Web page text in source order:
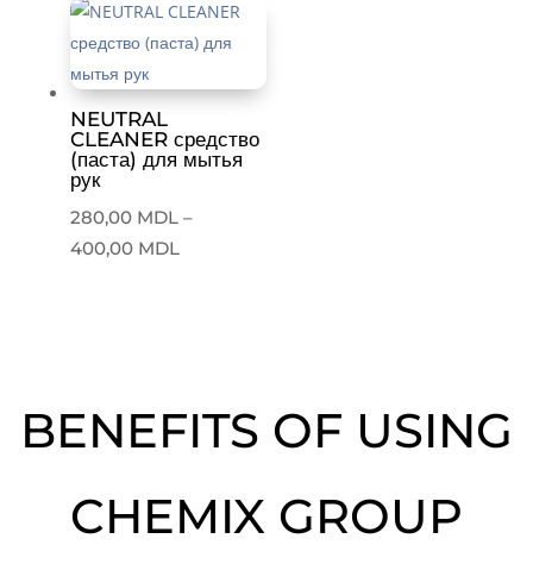
NEUTRAL
CLEANER средство
(паста) для мытья
рук
280,00 MDL –
400,00 MDLPrice
BENEFITS OF USING
CHEMIX GROUP